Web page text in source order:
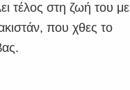
τέλος στη ζωή του με
που χθες το